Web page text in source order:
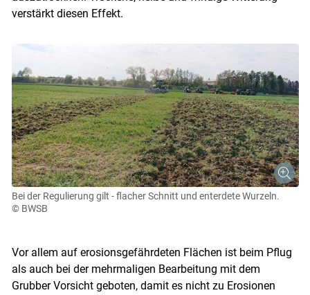
verstärkt diesen Effekt.
Bei der Regulierung gilt - flacher Schnitt und enterdete Wurzeln.
© BWSB
Vor allem auf erosionsgefährdeten Flächen ist beim Pflug
als auch bei der mehrmaligen Bearbeitung mit dem
Grubber Vorsicht geboten, damit es nicht zu Erosionen